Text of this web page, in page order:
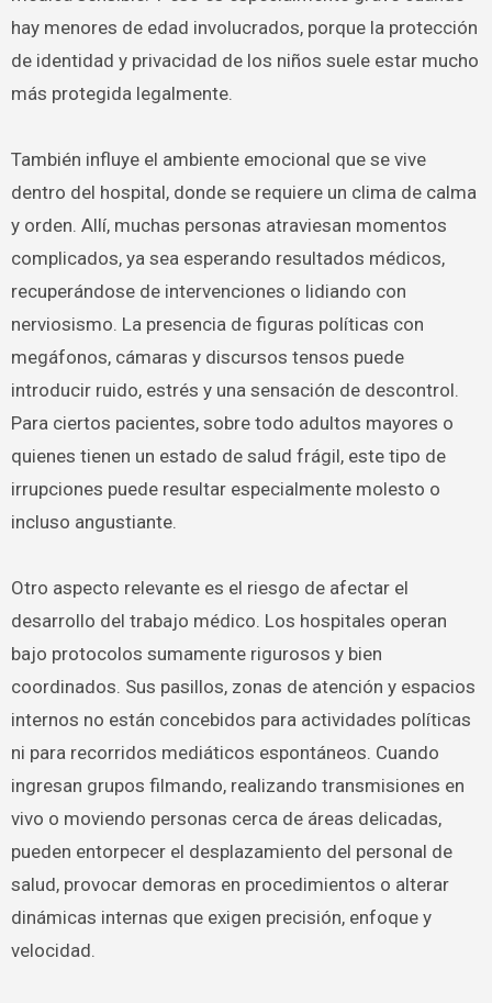
hay menores de edad involucrados, porque la protección
de identidad y privacidad de los niños suele estar mucho
más protegida legalmente.
También influye el ambiente emocional que se vive
dentro del hospital, donde se requiere un clima de calma
y orden. Allí, muchas personas atraviesan momentos
complicados, ya sea esperando resultados médicos,
recuperándose de intervenciones o lidiando con
nerviosismo. La presencia de figuras políticas con
megáfonos, cámaras y discursos tensos puede
introducir ruido, estrés y una sensación de descontrol.
Para ciertos pacientes, sobre todo adultos mayores o
quienes tienen un estado de salud frágil, este tipo de
irrupciones puede resultar especialmente molesto o
incluso angustiante.
Otro aspecto relevante es el riesgo de afectar el
desarrollo del trabajo médico. Los hospitales operan
bajo protocolos sumamente rigurosos y bien
coordinados. Sus pasillos, zonas de atención y espacios
internos no están concebidos para actividades políticas
ni para recorridos mediáticos espontáneos. Cuando
ingresan grupos filmando, realizando transmisiones en
vivo o moviendo personas cerca de áreas delicadas,
pueden entorpecer el desplazamiento del personal de
salud, provocar demoras en procedimientos o alterar
dinámicas internas que exigen precisión, enfoque y
velocidad.